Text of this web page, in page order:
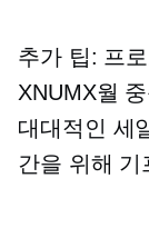
추가 팁: 프
XNUMX월
대대적인 세
간을 위해 기